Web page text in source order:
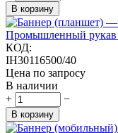
В корзину
Промышленный рукав
КОД:
IH30116500/40
Цена по запросу
В наличии
+
−
В корзину